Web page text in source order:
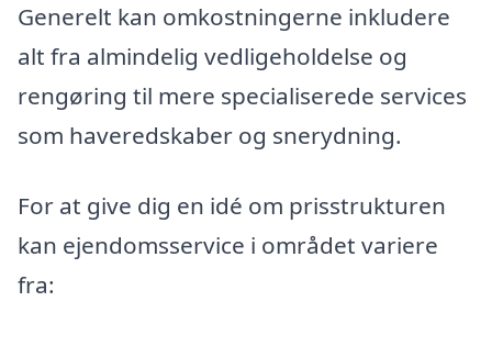
Generelt kan omkostningerne inkludere
alt fra almindelig vedligeholdelse og
rengøring til mere specialiserede services
som haveredskaber og snerydning.
For at give dig en idé om prisstrukturen
kan ejendomsservice i området variere
fra: